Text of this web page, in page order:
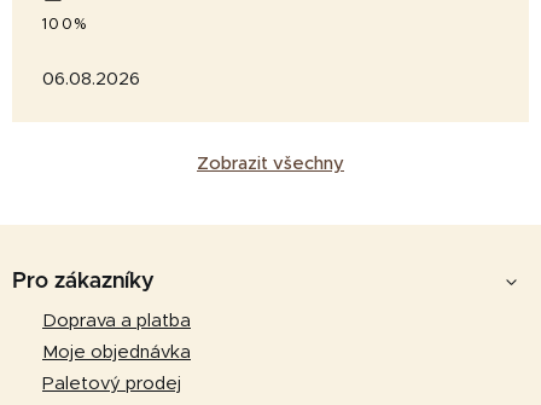
100%
06.08.2026
Zobrazit všechny
Pro zákazníky
Doprava a platba
Moje objednávka
Paletový prodej